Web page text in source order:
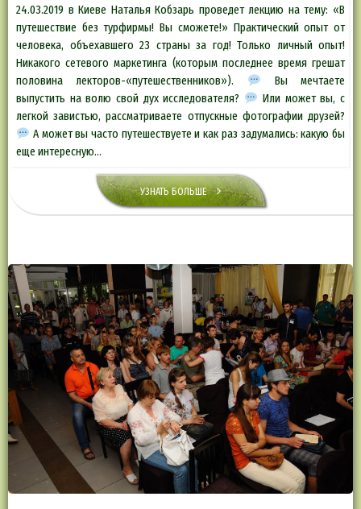
24.03.2019 в Киеве Наталья Кобзарь проведет лекцию на тему: «В
путешествие без турфирмы! Вы сможете!» Практический опыт от
человека, объехавшего 23 страны за год! Только личный опыт!
Никакого сетевого маркетинга (которым последнее время грешат
половина лекторов-«путешественников»).
Вы мечтаете
выпустить на волю свой дух исследователя?
Или может вы, с
легкой завистью, рассматриваете отпускные фотографии друзей?
А может вы часто путешествуете и как раз задумались: какую бы
еще интересную…
УЗНАТЬ БОЛЬШЕ